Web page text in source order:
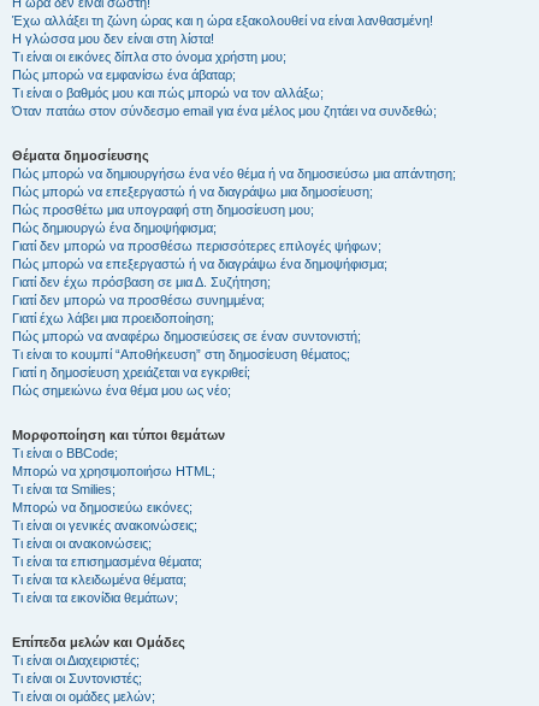
Έχω αλλάξει τη ζώνη ώρας και η ώρα εξακολουθεί να είναι λανθασμένη!
Η γλώσσα μου δεν είναι στη λίστα!
Τι είναι οι εικόνες δίπλα στο όνομα χρήστη μου;
Πώς μπορώ να εμφανίσω ένα άβαταρ;
Τι είναι ο βαθμός μου και πώς μπορώ να τον αλλάξω;
Όταν πατάω στον σύνδεσμο email για ένα μέλος μου ζητάει να συνδεθώ;
Θέματα δημοσίευσης
Πώς μπορώ να δημιουργήσω ένα νέο θέμα ή να δημοσιεύσω μια απάντηση;
Πώς μπορώ να επεξεργαστώ ή να διαγράψω μια δημοσίευση;
Πώς προσθέτω μια υπογραφή στη δημοσίευση μου;
Πώς δημιουργώ ένα δημοψήφισμα;
Γιατί δεν μπορώ να προσθέσω περισσότερες επιλογές ψήφων;
Πώς μπορώ να επεξεργαστώ ή να διαγράψω ένα δημοψήφισμα;
Γιατί δεν έχω πρόσβαση σε μια Δ. Συζήτηση;
Γιατί δεν μπορώ να προσθέσω συνημμένα;
Γιατί έχω λάβει μια προειδοποίηση;
Πώς μπορώ να αναφέρω δημοσιεύσεις σε έναν συντονιστή;
Τι είναι το κουμπί “Αποθήκευση” στη δημοσίευση θέματος;
Γιατί η δημοσίευση χρειάζεται να εγκριθεί;
Πώς σημειώνω ένα θέμα μου ως νέο;
Μορφοποίηση και τύποι θεμάτων
Τι είναι ο BBCode;
Μπορώ να χρησιμοποιήσω HTML;
Τι είναι τα Smilies;
Μπορώ να δημοσιεύω εικόνες;
Τι είναι οι γενικές ανακοινώσεις;
Τι είναι οι ανακοινώσεις;
Τι είναι τα επισημασμένα θέματα;
Τι είναι τα κλειδωμένα θέματα;
Τι είναι τα εικονίδια θεμάτων;
Επίπεδα μελών και Ομάδες
Τι είναι οι Διαχειριστές;
Τι είναι οι Συντονιστές;
Τι είναι οι ομάδες μελών;